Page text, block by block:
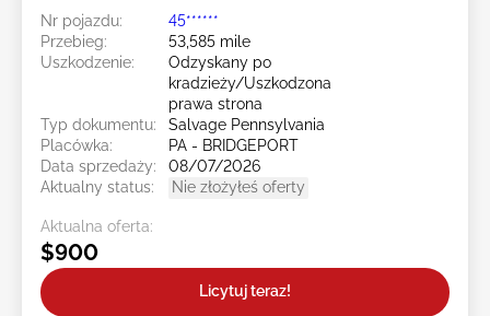
Nr pojazdu:
45******
Przebieg:
53,585 mile
Uszkodzenie:
Odzyskany po
kradzieży/Uszkodzona
prawa strona
Typ dokumentu:
Salvage Pennsylvania
Placówka:
PA - BRIDGEPORT
Data sprzedaży:
08/07/2026
Aktualny status:
Nie złożyłeś oferty
Aktualna oferta:
$900
Licytuj teraz!